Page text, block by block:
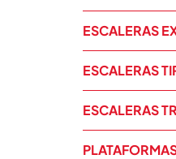
ESCALERAS
ESCALERAS
ESCALERAS